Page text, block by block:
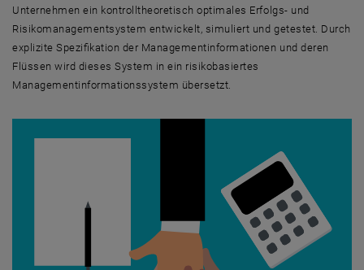
Unternehmen ein kontrolltheoretisch optimales Erfolgs- und
Risikomanagementsystem entwickelt, simuliert und getestet. Durch
explizite Spezifikation der Managementinformationen und deren
Flüssen wird dieses System in ein risikobasiertes
Managementinformationssystem übersetzt.